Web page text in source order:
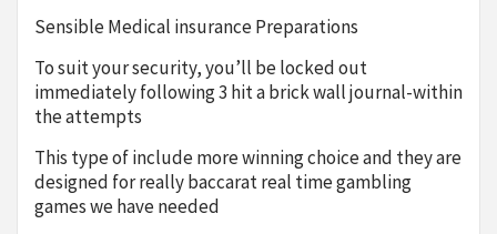
Sensible Medical insurance Preparations
To suit your security, you’ll be locked out
immediately following 3 hit a brick wall journal-within
the attempts
This type of include more winning choice and they are
designed for really baccarat real time gambling
games we have needed